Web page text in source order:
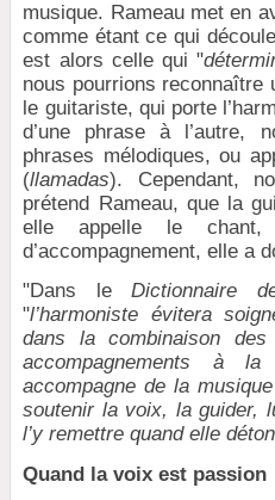
musique. Rameau met en
comme étant ce qui
est alors celle qui "
nous pourrions reconnaître
le guitariste, qui porte
d’une phrase à l’autre,
phrases mélodiques, ou
(llamadas). Cependant,
prétend Rameau, que la
elle appelle le
d’accompagnement, elle a
"Dans leDictionnaire
"l’harmoniste évitera
dans la combinaison
accompagnements à
accompagne de la
soutenir la voix, la guider,
l’y remettre quand elle
Quand la voix est passion